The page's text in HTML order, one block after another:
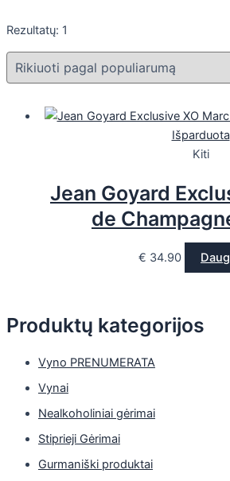
Produktų kategorijos
Vyno PRENUMERATA
Vynai
Nealkoholiniai gėrimai
Stiprieji Gėrimai
Gurmaniški produktai
Rezultatų: 1
Išparduota
Kiti
Jean Goyard
de
€ 34.90